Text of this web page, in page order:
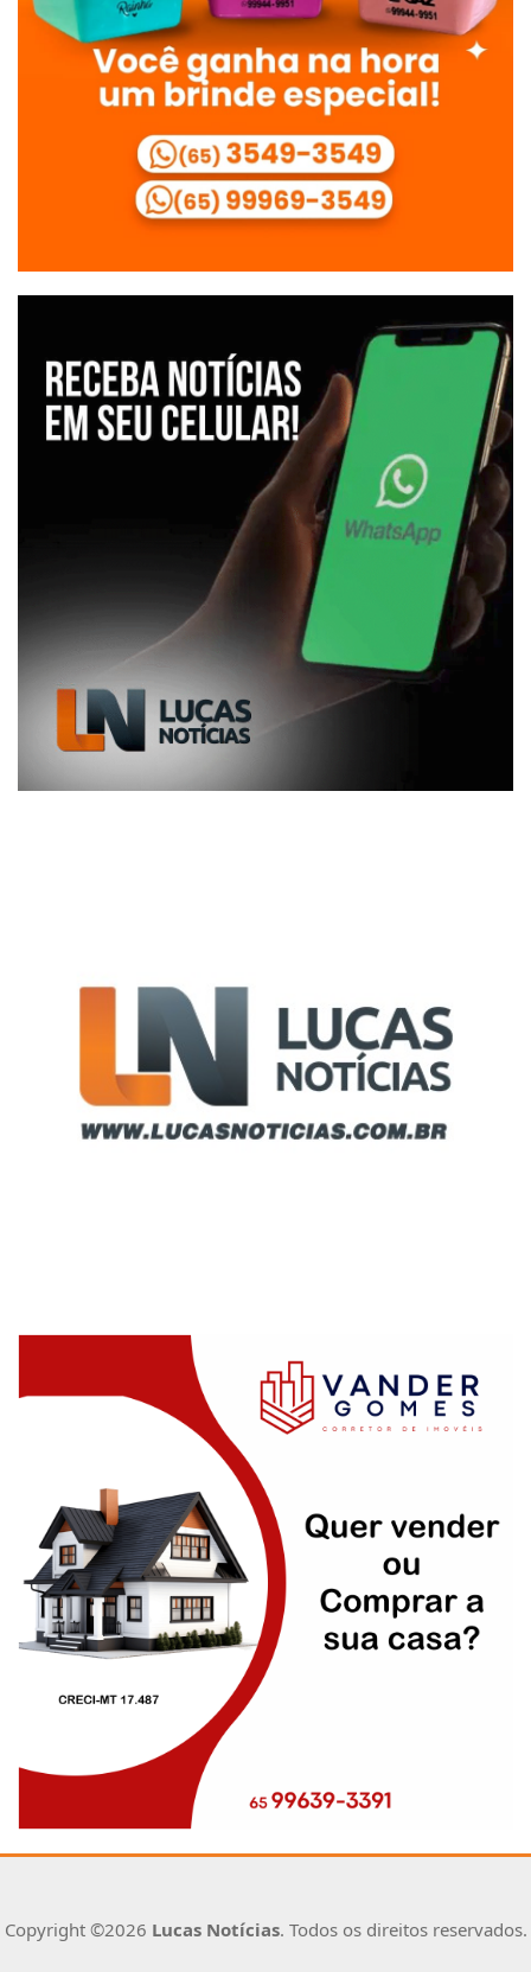
Copyright ©2026 Lucas Notícias. Todos os direitos reservados.